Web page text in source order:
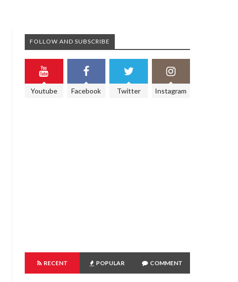
FOLLOW AND SUBSCRIBE
Youtube Facebook Twitter Instagram
RECENT POPULAR COMMENT